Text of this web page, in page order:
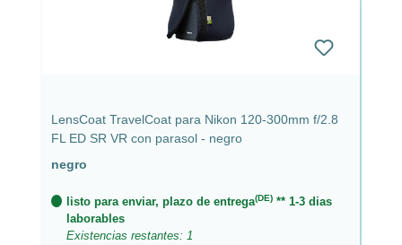
LensCoat TravelCoat para Nikon 120-300mm f/2.8
FL ED SR VR con parasol - negro
negro
listo para enviar, plazo de entrega(DE) ** 1-3 dias
laborables
Existencias restantes: 1